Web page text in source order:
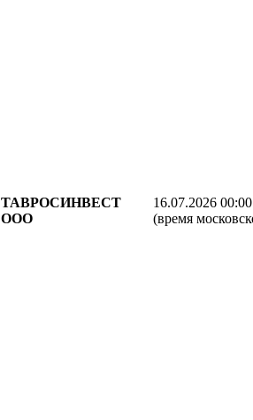
ТАВРОСИНВЕСТ
ООО
16.07.2026
(время